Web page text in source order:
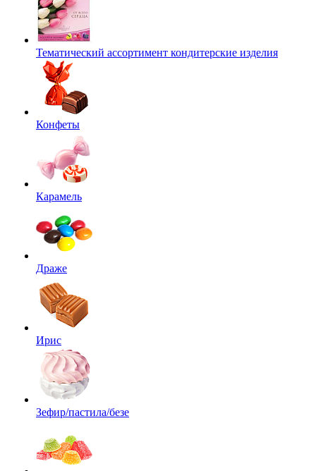
Тематический ассортимент кондитерские изделия
Конфеты
Карамель
Драже
Ирис
Зефир/пастила/безе